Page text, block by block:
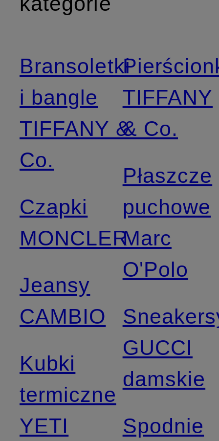
Bransoletki
i bangle
TIFFANY &
Co.
Czapki
MONCLER
Jeansy
CAMBIO
Kubki
termiczne
YETI
TIFFANY
& Co.
Płaszcze
puchowe
Marc
O'Polo
GUCCI
damskie
Spodnie